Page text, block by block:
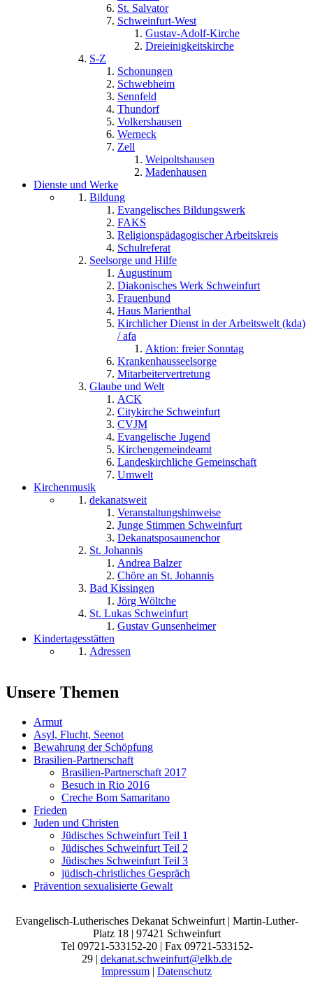
St. Salvator
Schweinfurt-West
Gustav-Adolf-Kirche
Dreieinigkeitskirche
S-Z
Schonungen
Schwebheim
Sennfeld
Thundorf
Volkershausen
Werneck
Zell
Weipoltshausen
Madenhausen
Dienste und Werke
Bildung
Evangelisches Bildungswerk
FAKS
Religionspädagogischer Arbeitskreis
Schulreferat
Seelsorge und Hilfe
Augustinum
Diakonisches Werk Schweinfurt
Frauenbund
Haus Marienthal
Kirchlicher Dienst in der Arbeitswelt (kda)
/ afa
Aktion: freier Sonntag
Krankenhausseelsorge
Mitarbeitervertretung
Glaube und Welt
ACK
Citykirche Schweinfurt
CVJM
Evangelische Jugend
Kirchengemeindeamt
Landeskirchliche Gemeinschaft
Umwelt
Kirchenmusik
dekanatsweit
Veranstaltungshinweise
Junge Stimmen Schweinfurt
Dekanatsposaunenchor
St. Johannis
Andrea Balzer
Chöre an St. Johannis
Bad Kissingen
Jörg Wöltche
St. Lukas Schweinfurt
Gustav Gunsenheimer
Kindertagesstätten
Adressen
Unsere Themen
Armut
Asyl, Flucht, Seenot
Bewahrung der Schöpfung
Brasilien-Partnerschaft
Brasilien-Partnerschaft 2017
Besuch in Rio 2016
Creche Bom Samaritano
Frieden
Juden und Christen
Jüdisches Schweinfurt Teil 1
Jüdisches Schweinfurt Teil 2
Jüdisches Schweinfurt Teil 3
jüdisch-christliches Gespräch
Prävention sexualisierte Gewalt
Evangelisch-Lutherisches Dekanat Schweinfurt | Martin-Luther-
Platz 18 | 97421 Schweinfurt
Tel 09721-533152-20 | Fax 09721-533152-
29 | dekanat.schweinfurt@elkb.de
Impressum | Datenschutz